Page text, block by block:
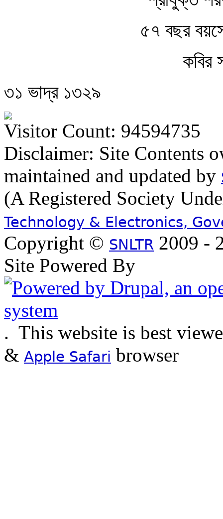
৫৭ বছর
কবির
৩১ ভাদ্র ১৩২৯
Visitor Count: 94594735
Disclaimer: Site Contents
maintained and updated by
(A Registered Society
Technology & Electronics,
Copyright © SNLTR 2009 -
Site Powered By
. This website is best
& Apple Safari browser